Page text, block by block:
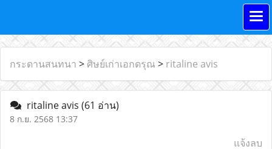
กระดานสนทนา > ศิษย์เก่าเอกดรุณ > ritaline avis
ritaline avis (61 อ่าน)
8 ก.ย. 2568 13:37
แจ้งลบ